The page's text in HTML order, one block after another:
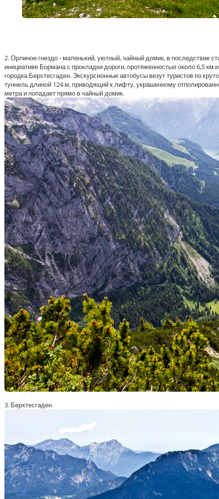
2. Орлиное гнездо - маленький, уютный, чайный домик, в последствие
инициативе Бормана с прокладки дороги, протяженностью около 6,5
городка Берхтесгаден. Экскурсионные автобусы везут туристов по
туннель длиной 124 м, приводящий к лифту, украшенному
метра и попадает прямо в чайный домик.
3. Берхтесгаден